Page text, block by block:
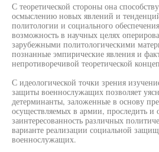
С теоретической стороны она
осмыслению новых явлений и
политологии и социального
возможность в научных целях
зарубежными политологическими
познанные эмпирические явления и
непротиворечивой теоретической
С идеологической точки зрения
защиты военнослужащих позволяет
детерминанты, заложенные в основу
осуществляемых в армии, проследить и
заинтересованность различных
варианте реализации социальной
военнослужащих.